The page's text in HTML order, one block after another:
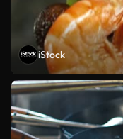
iStock